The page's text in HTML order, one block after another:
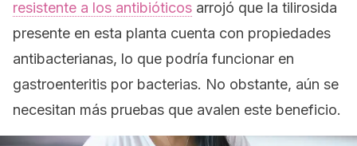
resistente a los antibióticos arrojó que la tilirosida
presente en esta planta cuenta con propiedades
antibacterianas, lo que podría funcionar en
gastroenteritis por bacterias. No obstante, aún se
necesitan más pruebas que avalen este beneficio.